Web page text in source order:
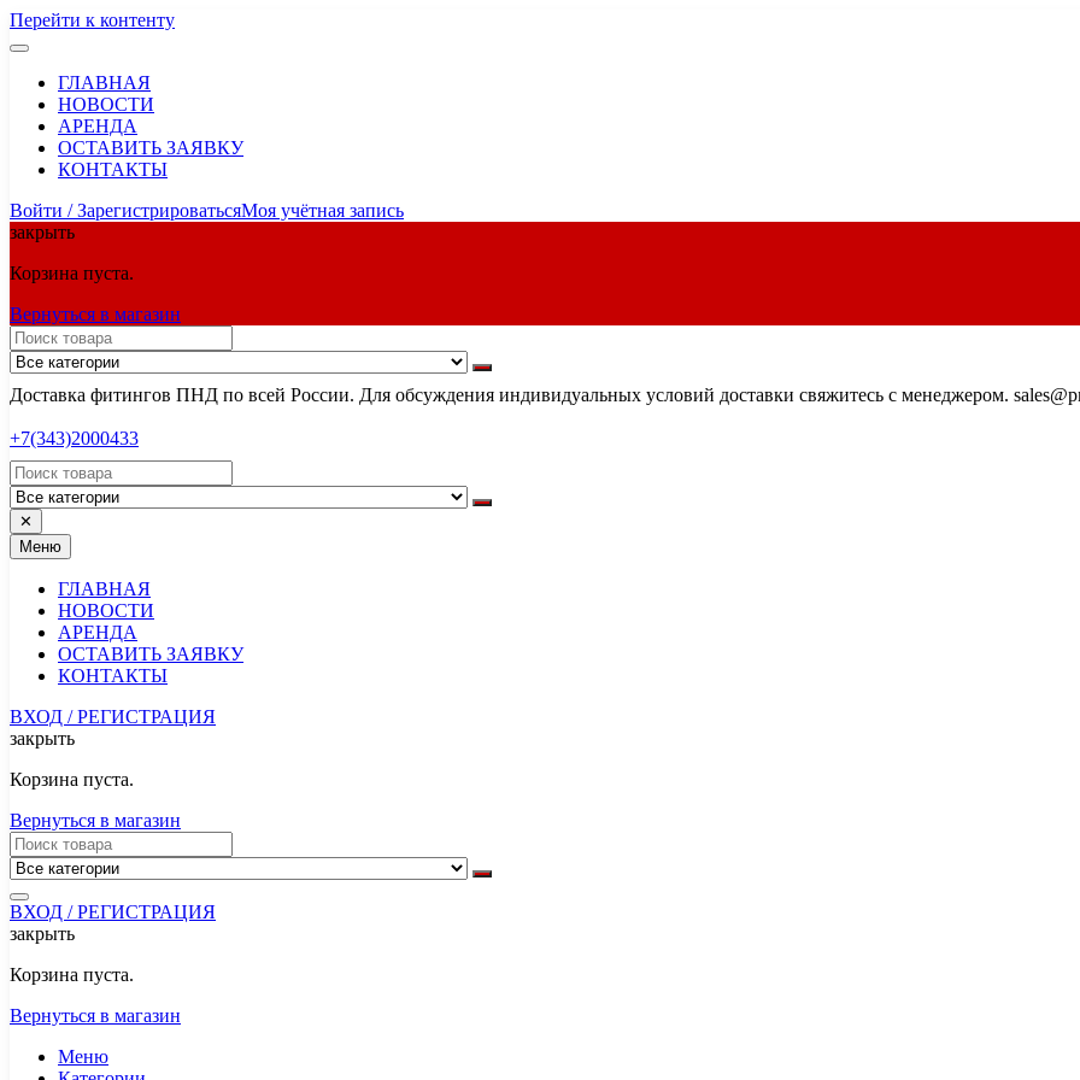
Перейти к контенту
ГЛАВНАЯ
НОВОСТИ
АРЕНДА
ОСТАВИТЬ ЗАЯВКУ
КОНТАКТЫ
Войти / ЗарегистрироватьсяМоя учётная запись
закрыть
Корзина пуста.
Вернуться в магазин
Доставка фитингов ПНД по всей России. Для обсуждения индивидуальных условий доставки свяжитесь с менеджером.
+7(343)2000433
✕
Меню
ГЛАВНАЯ
НОВОСТИ
АРЕНДА
ОСТАВИТЬ ЗАЯВКУ
КОНТАКТЫ
ВХОД / РЕГИСТРАЦИЯ
закрыть
Корзина пуста.
Вернуться в магазин
ВХОД / РЕГИСТРАЦИЯ
закрыть
Корзина пуста.
Вернуться в магазин
Меню